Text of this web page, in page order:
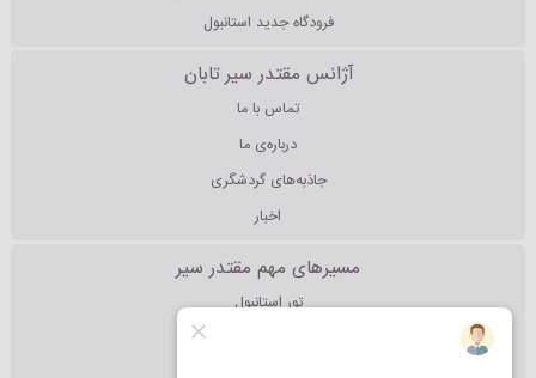
فرودگاه جدید استانبول
آژانس مقتدر سیر تابان
تماس با ما
درباره‌ی ما
جاذبه‌های گردشگری
اخبار
مسیرهای مهم مقتدر سیر
تور استانبول